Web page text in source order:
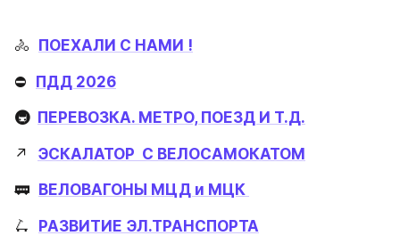
🚴 ПОЕХАЛИ С НАМИ !
⛔️ ПДД 2026
🚇 ПЕРЕВОЗКА. МЕТРО, ПОЕЗД И Т.Д.
↗️ ЭСКАЛАТОР  С ВЕЛОСАМОКАТОМ
🚃 ВЕЛОВАГОНЫ МЦД и МЦК
🛴 РАЗВИТИЕ ЭЛ.ТРАНСПОРТА